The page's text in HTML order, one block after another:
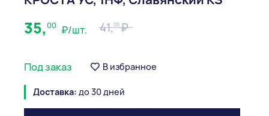
35,00 ₽/шт. 41,00
Под заказ В избранное
Доставка: до 30 дней